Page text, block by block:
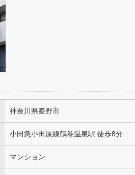
神奈川県秦野市
小田急小田原線鶴巻温泉駅 徒歩8分
マンション